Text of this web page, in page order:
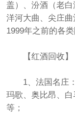
盖）、汾酒（老白
洋河大曲、尖庄
1999年之前的各类
【红酒回收】
1、法国名庄：
玛歌、奥比昂、
等；